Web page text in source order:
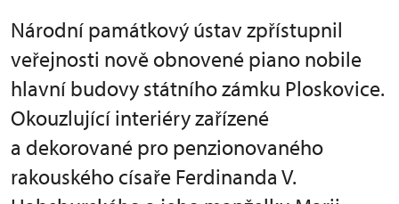
Národní památkový ústav zpřístupnil
veřejnosti nově obnovené piano nobile
hlavní budovy státního zámku Ploskovice.
Okouzlující interiéry zařízené
a dekorované pro penzionovaného
rakouského císaře Ferdinanda V.